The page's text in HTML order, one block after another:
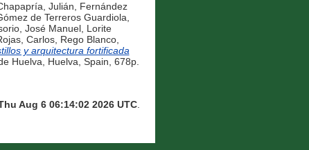
Julián, Fernández
de Terreros Guardiola,
José Manuel, Lorite
Carlos, Rego Blanco,
y arquitectura fortificada
Huelva, Huelva, Spain, 678p.
Aug 6 06:14:02 2026 UTC.